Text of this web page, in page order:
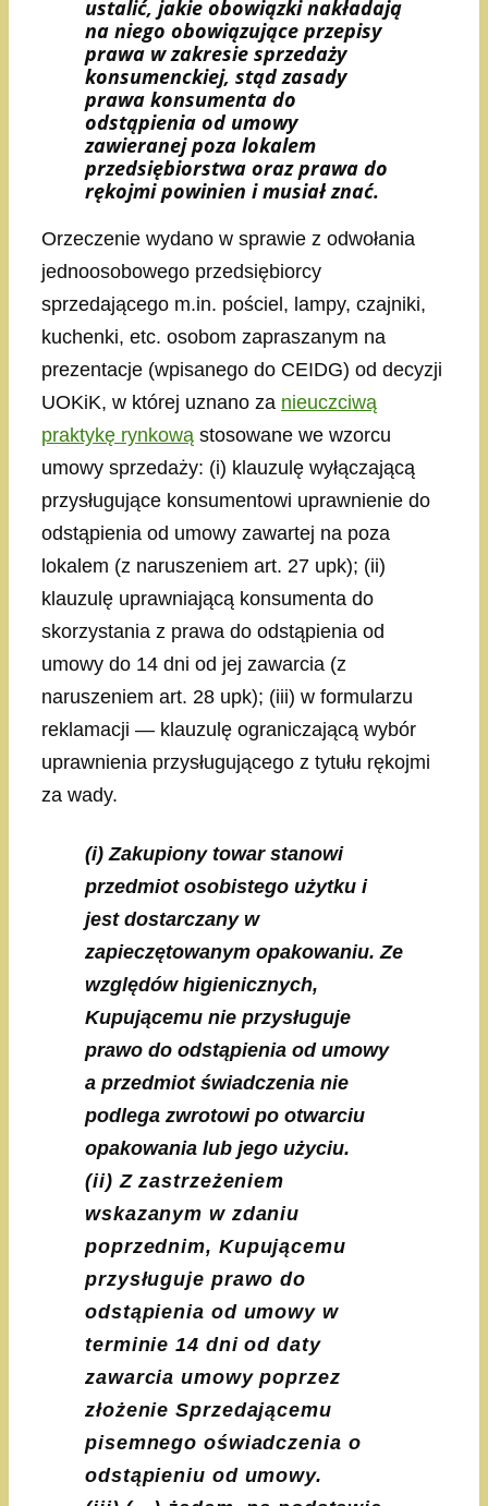
ustalić, jakie obowiązki nakładają
na niego obowiązujące przepisy
prawa w zakresie sprzedaży
konsumenckiej, stąd zasady
prawa konsumenta do
odstąpienia od umowy
zawieranej poza lokalem
przedsiębiorstwa oraz prawa do
rękojmi powinien i musiał znać.
Orzeczenie wydano w sprawie z odwołania
jednoosobowego przedsiębiorcy
sprzedającego m.in. pościel, lampy, czajniki,
kuchenki, etc. osobom zapraszanym na
prezentacje (wpisanego do CEIDG) od decyzji
UOKiK, w której uznano za nieuczciwą
praktykę rynkową stosowane we wzorcu
umowy sprzedaży: (i) klauzulę wyłączającą
przysługujące konsumentowi uprawnienie do
odstąpienia od umowy zawartej na poza
lokalem (z naruszeniem art. 27 upk); (ii)
klauzulę uprawniającą konsumenta do
skorzystania z prawa do odstąpienia od
umowy do 14 dni od jej zawarcia (z
naruszeniem art. 28 upk); (iii) w formularzu
reklamacji — klauzulę ograniczającą wybór
uprawnienia przysługującego z tytułu rękojmi
za wady.
(i) Zakupiony towar stanowi
przedmiot osobistego użytku i
jest dostarczany w
zapieczętowanym opakowaniu. Ze
względów higienicznych,
Kupującemu nie przysługuje
prawo do odstąpienia od umowy
a przedmiot świadczenia nie
podlega zwrotowi po otwarciu
opakowania lub jego użyciu.
(ii) Z zastrzeżeniem
wskazanym w zdaniu
poprzednim, Kupującemu
przysługuje prawo do
odstąpienia od umowy w
terminie 14 dni od daty
zawarcia umowy poprzez
złożenie Sprzedającemu
pisemnego oświadczenia o
odstąpieniu od umowy.